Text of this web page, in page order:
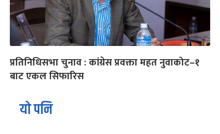
प्रतिनिधिसभा चुनाव : कांग्रेस प्रवक्ता महत नुवाकोट–१
बाट एकल सिफारिस
यो पनि